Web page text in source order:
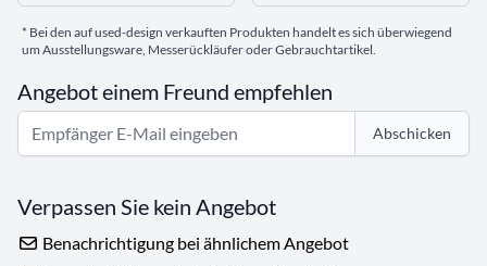
* Bei den auf used-design verkauften Produkten handelt es sich überwiegend
um Ausstellungsware, Messerückläufer oder Gebrauchtartikel.
Angebot einem Freund empfehlen
Abschicken
Verpassen Sie kein Angebot
Benachrichtigung bei ähnlichem Angebot